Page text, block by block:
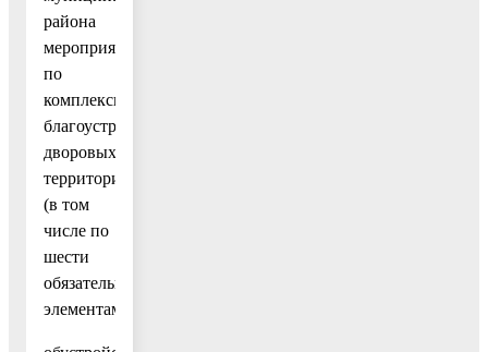
района
мероприятий
по
комплексному
благоустройству
дворовых
территорий
(в том
числе по
шести
обязательным
элементам);